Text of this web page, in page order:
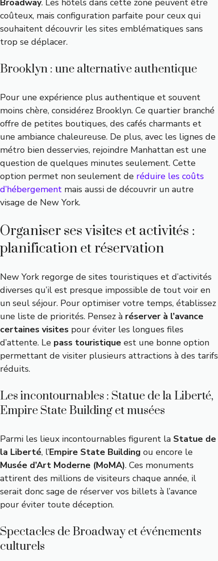
Broadway. Les hôtels dans cette zone peuvent être
coûteux, mais configuration parfaite pour ceux qui
souhaitent découvrir les sites emblématiques sans
trop se déplacer.
Brooklyn : une alternative authentique
Pour une expérience plus authentique et souvent
moins chère, considérez Brooklyn. Ce quartier branché
offre de petites boutiques, des cafés charmants et
une ambiance chaleureuse. De plus, avec les lignes de
métro bien desservies, rejoindre Manhattan est une
question de quelques minutes seulement. Cette
option permet non seulement de réduire les coûts
d’hébergement mais aussi de découvrir un autre
visage de New York.
Organiser ses visites et activités :
planification et réservation
New York regorge de sites touristiques et d’activités
diverses qu’il est presque impossible de tout voir en
un seul séjour. Pour optimiser votre temps, établissez
une liste de priorités. Pensez à réserver à l’avance
certaines visites pour éviter les longues files
d’attente. Le pass touristique est une bonne option
permettant de visiter plusieurs attractions à des tarifs
réduits.
Les incontournables : Statue de la Liberté,
Empire State Building et musées
Parmi les lieux incontournables figurent la Statue de
la Liberté, l’Empire State Building ou encore le
Musée d’Art Moderne (MoMA). Ces monuments
attirent des millions de visiteurs chaque année, il
serait donc sage de réserver vos billets à l’avance
pour éviter toute déception.
Spectacles de Broadway et événements
culturels